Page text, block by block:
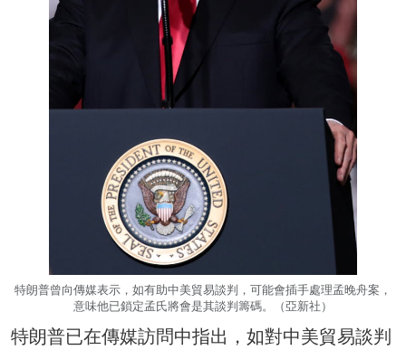
特朗普曾向傳媒表示，如有助中美貿易談判，可能會插手處理孟晚舟案，
意味他已鎖定孟氏將會是其談判籌碼。（亞新社）
特朗普已在傳媒訪問中指出，如對中美貿易談判